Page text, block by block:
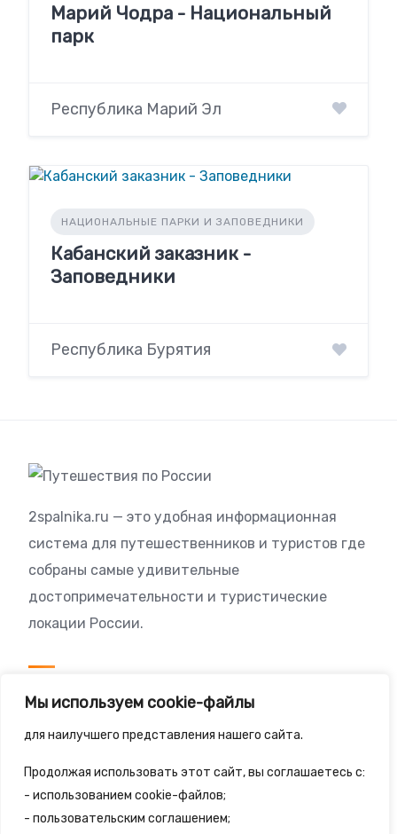
Мы используем cookie-файлы
для наилучшего представления нашего сайта.
Продолжая использовать этот сайт, вы соглашаетесь с:
- использованием cookie-файлов;
- пользовательским соглашением;
Марий Чодра - Национальный
парк
Республика Марий Эл
НАЦИОНАЛЬНЫЕ ПАРКИ И ЗАПОВЕДНИКИ
Кабанский заказник -
Заповедники
Республика Бурятия
2spalnika.ru — это удобная информационная
система для путешественников и туристов где
собраны самые удивительные
достопримечательности и туристические
локации России.